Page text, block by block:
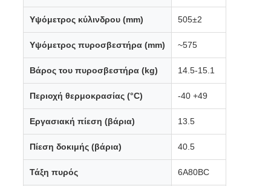
Υψόμετρος κύλινδρου (mm) 505±2
Υψόμετρος πυροσβεστήρα (mm) ~575
Βάρος του πυροσβεστήρα (kg) 14.5-15.1
Περιοχή θερμοκρασίας (°C) -40 +49
Εργασιακή πίεση (βάρια) 13.5
Πίεση δοκιμής (βάρια) 40.5
Τάξη πυρός 6Α80BC